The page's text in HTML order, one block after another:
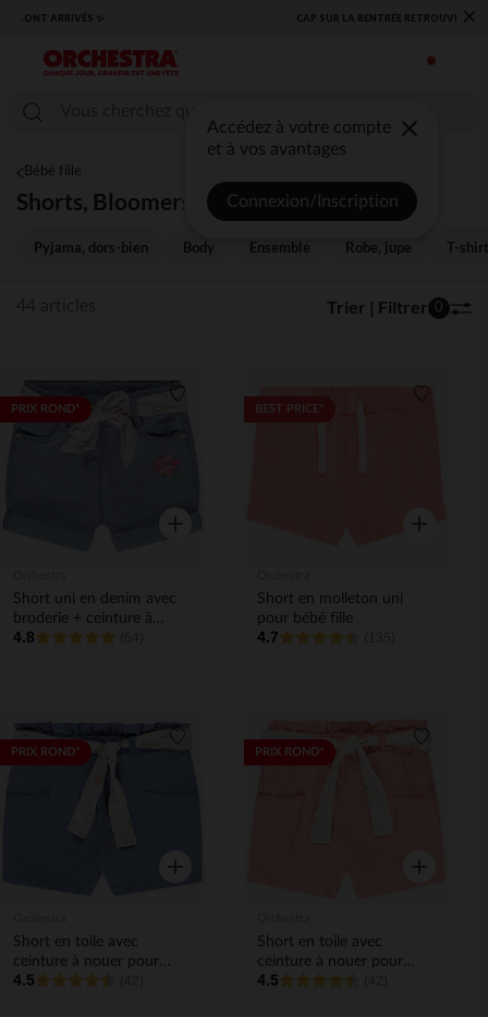
​CAP SUR LA RENTRÉE RETROUVEZ NOS ESSENTIELS ✏️🎒​ ×
Accédez à votre compte
et à vos avantages
Connexion/Inscription
Bébé fille
Shorts, Bloomers
Pyjama, dors-bien Body Ensemble Robe, jupe T-shirt
Trier | Filtrer 0
PRIX ROND* Liste de souhaits
Aperçu rapide
Short uni en denim avec
broderie + ceinture à
nouer pour bébé fille
4.8
BEST PRICE*
Aperçu
Short en molleton uni
pour bébé fille
4.7
PRIX ROND* Liste de souhaits
Aperçu rapide
Short en toile avec
ceinture à nouer pour
bébé fille
4.5
PRIX ROND*
Aperçu
Short en toile avec
ceinture à nouer pour
bébé fille
4.5